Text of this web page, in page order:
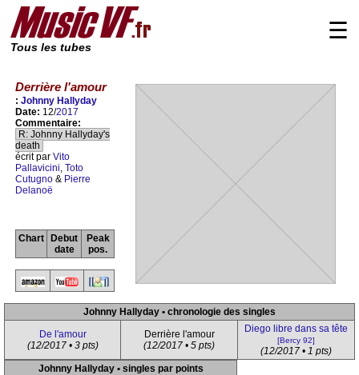
Tous les tubes
☰
Derrière l'amour
: Johnny Hallyday
Date: 12/2017
Commentaire:
R: Johnny Hallyday's
death
écrit par Vito
Pallavicini, Toto
Cutugno & Pierre
Delanoë
Chart
Debut
date
Peak
pos.
Johnny Hallyday • chronologie des singles
De l'amour
(12/2017 • 3 pts)
Derrière l'amour
(12/2017 • 5 pts)
Diego libre dans sa tête
[Bercy 92]
(12/2017 • 1 pts)
Johnny Hallyday • singles par points